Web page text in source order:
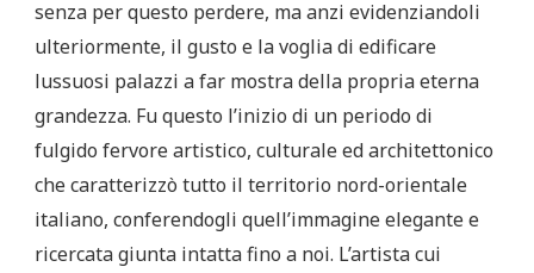
senza per questo perdere, ma anzi evidenziandoli
ulteriormente, il gusto e la voglia di edificare
lussuosi palazzi a far mostra della propria eterna
grandezza. Fu questo l’inizio di un periodo di
fulgido fervore artistico, culturale ed architettonico
che caratterizzò tutto il territorio nord-orientale
italiano, conferendogli quell’immagine elegante e
ricercata giunta intatta fino a noi. L’artista cui